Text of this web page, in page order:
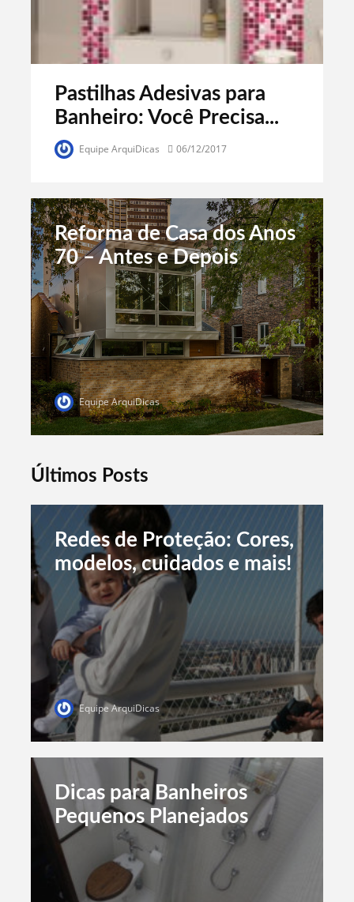
Pastilhas Adesivas para
Banheiro: Você Precisa...
Equipe ArquiDicas 06/12/2017
Reforma de Casa dos Anos
70 – Antes e Depois
Equipe ArquiDicas
Últimos Posts
Redes de Proteção: Cores,
modelos, cuidados e mais!
Equipe ArquiDicas
Dicas para Banheiros
Pequenos Planejados